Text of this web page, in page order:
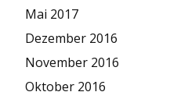
Mai 2017
Dezember 2016
November 2016
Oktober 2016